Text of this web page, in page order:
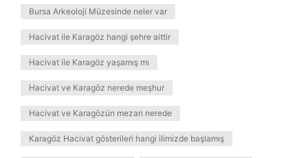
Bursa Arkeoloji Müzesinde neler var
Hacivat ile Karagöz hangi şehre aittir
Hacivat ile Karagöz yaşamış mı
Hacivat ve Karagöz nerede meşhur
Hacivat ve Karagözün mezarı nerede
Karagöz Hacivat gösterileri hangi ilimizde başlamış